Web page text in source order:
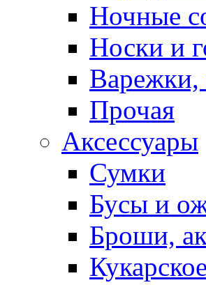
Ночные
Носки и
Прочая
Аксессуары
Сумки
Бусы и
Броши,